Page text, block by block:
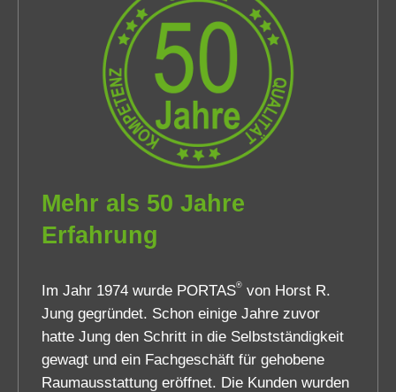
Mehr als 50 Jahre
Erfahrung
Im Jahr 1974 wurde PORTAS® von Horst R.
Jung gegründet. Schon einige Jahre zuvor
hatte Jung den Schritt in die Selbstständigkeit
gewagt und ein Fachgeschäft für gehobene
Raumausstattung eröffnet. Die Kunden wurden